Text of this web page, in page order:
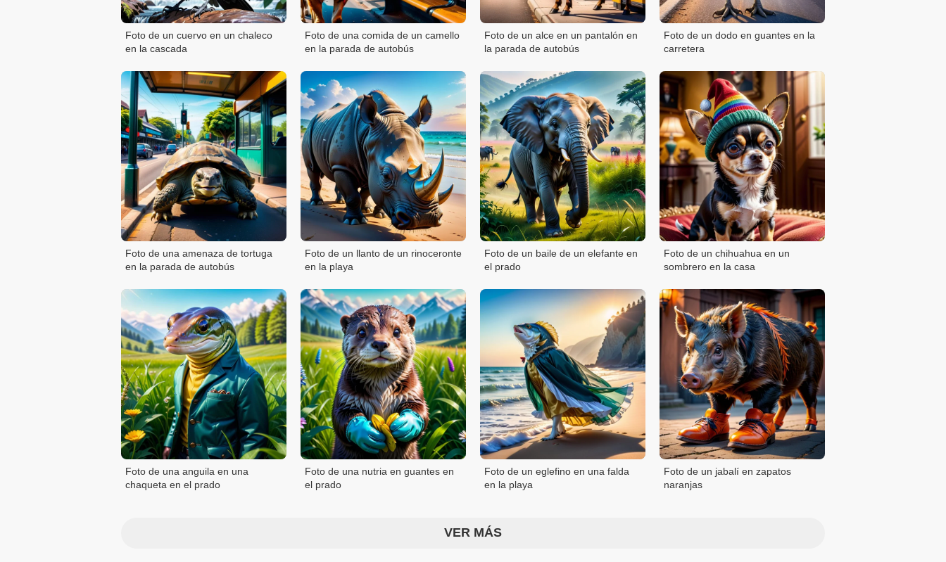
Foto de un cuervo en un chaleco
en la cascada
Foto de una comida de un camello
en la parada de autobús
Foto de un alce en un pantalón en
la parada de autobús
Foto de un dodo en guantes en la
carretera
Foto de una amenaza de tortuga
en la parada de autobús
Foto de un llanto de un rinoceronte
en la playa
Foto de un baile de un elefante en
el prado
Foto de un chihuahua en un
sombrero en la casa
Foto de una anguila en una
chaqueta en el prado
Foto de una nutria en guantes en
el prado
Foto de un eglefino en una falda
en la playa
Foto de un jabalí en zapatos
naranjas
VER MÁS